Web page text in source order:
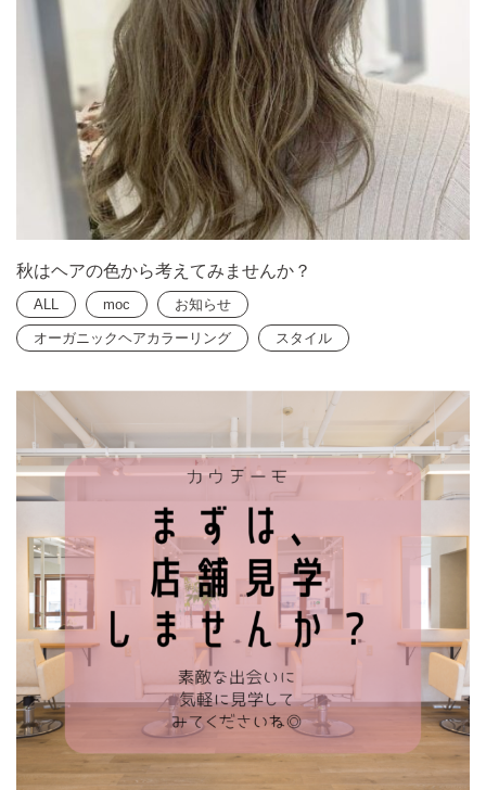
秋はヘアの色から考えてみませんか？
ALL moc お知らせ
オーガニックヘアカラーリング スタイル